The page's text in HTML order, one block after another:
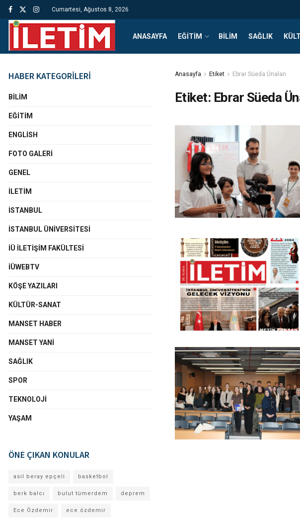
Cumartesi, Ağustos 8, 2026
ANASAYFA EĞITIM BILIM SAĞLIK
Anasayfa Etiket Ebrar Süeda Ünalan
Etiket: Ebrar Süeda
HABER KATEGORİLERİ
BILIM
EĞITIM
ENGLISH
FOTO GALERI
GENEL
İLETIM
İSTANBUL
İSTANBUL ÜNIVERSITESI
İÜ İLETIŞIM FAKÜLTESI
İÜWEBTV
KÖŞE YAZILARI
KÜLTÜR-SANAT
MANSET HABER
MANSET YANI
SAĞLIK
SPOR
TEKNOLOJI
YAŞAM
ÖNE ÇIKAN KONULAR
asil beray epçeli basketbol
berk balcı bulut tümerdem deprem
Ece Özdemir ece özdemir